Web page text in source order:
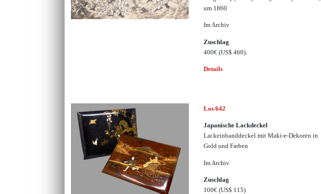
um 1860
Im Archiv
Zuschlag
400€(US$ 460)
Details
Los 642
Japanische Lackdeckel
Lackeinbanddeckel mit Maki-e-Dekoren in
Gold und Farben
Im Archiv
Zuschlag
100€(US$ 115)